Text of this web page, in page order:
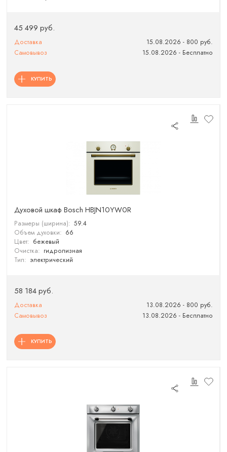
45 499 руб.
Доставка
15.08.2026 - 800 руб.
Самовывоз
15.08.2026 - Бесплатно
КУПИТЬ
Духовой шкаф Bosch HBJN10YW0R
Размеры (ширина): 59.4
Объем духовки: 66
Цвет: бежевый
Очистка: гидролизная
Тип: электрический
58 184 руб.
Доставка
13.08.2026 - 800 руб.
Самовывоз
13.08.2026 - Бесплатно
КУПИТЬ